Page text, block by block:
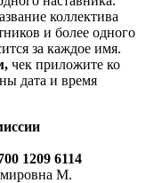
коллектива
и более одного
за каждое имя.
чек приложите ко
дата и время
1209 6114
М.